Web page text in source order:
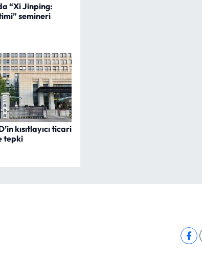
“Xi Jinping:
semineri
kısıtlayıcı ticari
tepki